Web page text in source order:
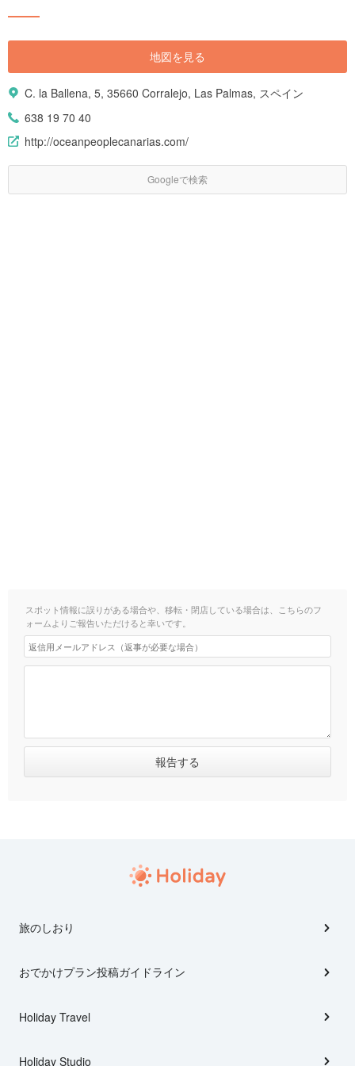
地図を見る
C. la Ballena, 5, 35660 Corralejo, Las Palmas, スペイン
638 19 70 40
http://oceanpeoplecanarias.com/
Googleで検索
スポット情報に誤りがある場合や、移転・閉店している場合は、こちらのフ
ォームよりご報告いただけると幸いです。
旅のしおり
おでかけプラン投稿ガイドライン
Holiday Travel
Holiday Studio